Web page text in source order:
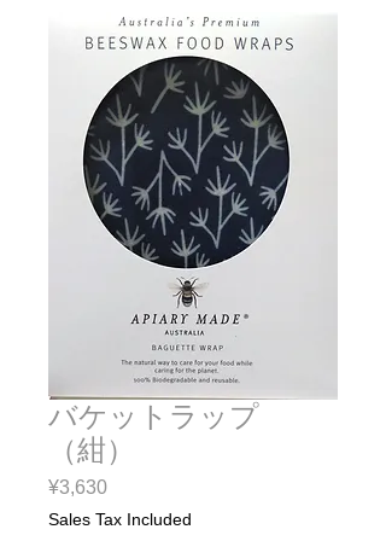
バケットラップ
（紺）
¥3,630Price
Sales Tax Included